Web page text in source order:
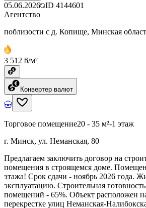
05.06.2026 ID 4144601
Агентство
поблизости с д. Копище, Минская
3 512 ƃ/м²
Конвертер валют
Торговое помещение20 - 35 м²-1 этаж
г. Минск, ул. Неманская, 80
Предлагаем заключить договор на
помещения в строящемся доме.
этажа! Срок сдачи - ноябрь 2026 года.
эксплуатацию. Строительная
помещений - 65%. Объект расположен
перекрестке улиц Неманская-